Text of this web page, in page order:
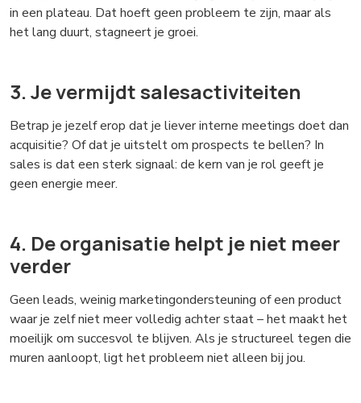
in een plateau. Dat hoeft geen probleem te zijn, maar als
het lang duurt, stagneert je groei.
3. Je vermijdt salesactiviteiten
Betrap je jezelf erop dat je liever interne meetings doet dan
acquisitie? Of dat je uitstelt om prospects te bellen? In
sales is dat een sterk signaal: de kern van je rol geeft je
geen energie meer.
4. De organisatie helpt je niet meer
verder
Geen leads, weinig marketingondersteuning of een product
waar je zelf niet meer volledig achter staat – het maakt het
moeilijk om succesvol te blijven. Als je structureel tegen die
muren aanloopt, ligt het probleem niet alleen bij jou.